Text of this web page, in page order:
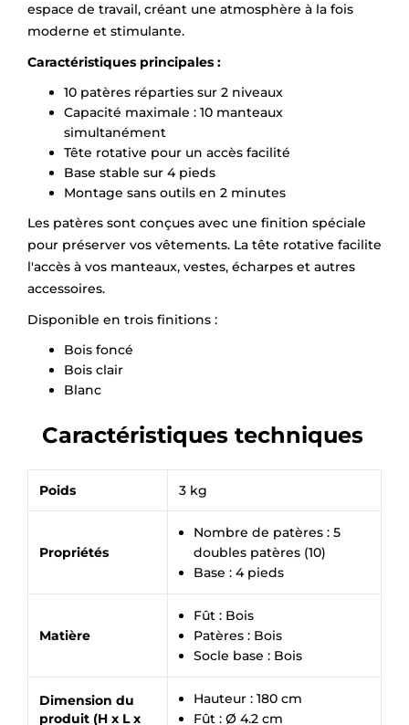
espace de travail, créant une atmosphère à la fois
moderne et stimulante.
Caractéristiques principales :
10 patères réparties sur 2 niveaux
Capacité maximale : 10 manteaux
simultanément
Tête rotative pour un accès facilité
Base stable sur 4 pieds
Montage sans outils en 2 minutes
Les patères sont conçues avec une finition spéciale
pour préserver vos vêtements. La tête rotative facilite
l'accès à vos manteaux, vestes, écharpes et autres
accessoires.
Disponible en trois finitions :
Bois foncé
Bois clair
Blanc
Caractéristiques techniques
Poids 3 kg
Propriétés
Nombre de patères : 5
doubles patères (10)
Base : 4 pieds
Matière
Fût : Bois
Patères : Bois
Socle base : Bois
Dimension du
produit (H x L x
Hauteur : 180 cm
Fût : Ø 4.2 cm